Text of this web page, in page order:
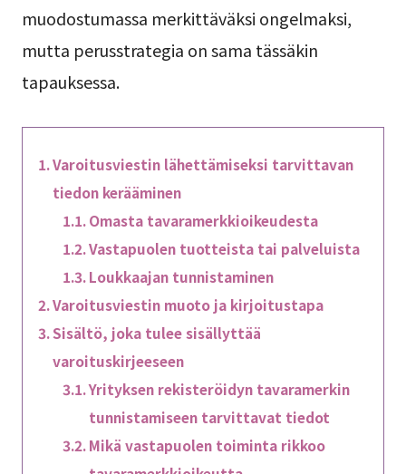
muodostumassa merkittäväksi ongelmaksi,
mutta perusstrategia on sama tässäkin
tapauksessa.
Varoitusviestin lähettämiseksi tarvittavan
tiedon kerääminen
Omasta tavaramerkkioikeudesta
Vastapuolen tuotteista tai palveluista
Loukkaajan tunnistaminen
Varoitusviestin muoto ja kirjoitustapa
Sisältö, joka tulee sisällyttää
varoituskirjeeseen
Yrityksen rekisteröidyn tavaramerkin
tunnistamiseen tarvittavat tiedot
Mikä vastapuolen toiminta rikkoo